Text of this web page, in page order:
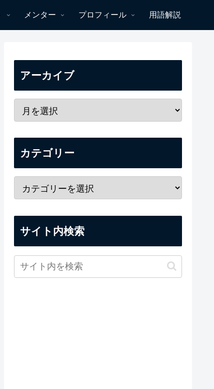
メンター プロフィール 用語解説
アーカイブ
カテゴリー
サイト内検索